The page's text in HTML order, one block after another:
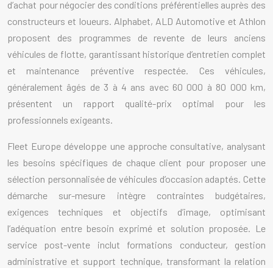
d’achat pour négocier des conditions préférentielles auprès des
constructeurs et loueurs. Alphabet, ALD Automotive et Athlon
proposent des programmes de revente de leurs anciens
véhicules de flotte, garantissant historique d’entretien complet
et maintenance préventive respectée. Ces véhicules,
généralement âgés de 3 à 4 ans avec 60 000 à 80 000 km,
présentent un rapport qualité-prix optimal pour les
professionnels exigeants.
Fleet Europe développe une approche consultative, analysant
les besoins spécifiques de chaque client pour proposer une
sélection personnalisée de véhicules d’occasion adaptés. Cette
démarche sur-mesure intègre contraintes budgétaires,
exigences techniques et objectifs d’image, optimisant
l’adéquation entre besoin exprimé et solution proposée. Le
service post-vente inclut formations conducteur, gestion
administrative et support technique, transformant la relation